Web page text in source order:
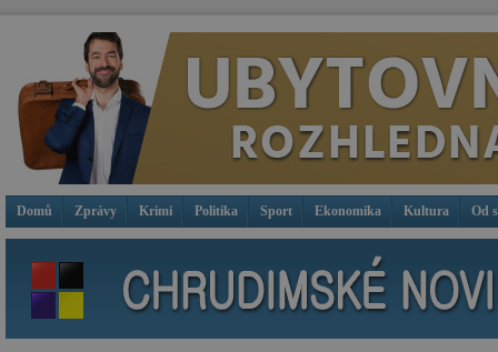
Domů Zprávy Krimi Politika Sport Ekonomika Kultura Od